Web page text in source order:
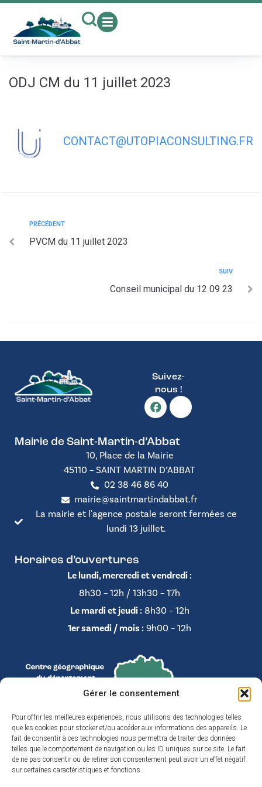
Gérer le consentement
Pour offrir les meilleures expériences, nous utilisons des technologies telles
que les cookies pour stocker et/ou accéder aux informations des appareils. Le
fait de consentir à ces technologies nous permettra de traiter des données
telles que le comportement de navigation ou les ID uniques sur ce site. Le fait
de ne pas consentir ou de retirer son consentement peut avoir un effet négatif
sur certaines caractéristiques et fonctions.
ODJ CM du 11 juillet 2023
CONTACT@UTOPIACONSULTING.FR
PRÉCÉDENT
PVCM du 11 juillet 2023
SUIV
Conseil municipal du 12 09 23
Suivez-
nous !
Mairie de Saint-Martin-d’Abbat
10, Place de la Mairie
45110 – SAINT MARTIN D’ABBAT
02 38 46 86 40
mairie@saintmartindabbat.fr
La mairie et l'agence postale seront fermées ce
lundi 13 juillet.
Horaires d’ouvertures
Le lundi, mercredi et vendredi :
8h30 – 12h / 13h30 – 17h
Le mardi et jeudi :8h30 – 12h
1er samedi / mois : 9h00 – 12h